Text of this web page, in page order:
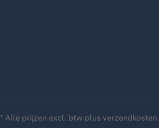
* Alle prijzen excl. btw plus verzendkosten